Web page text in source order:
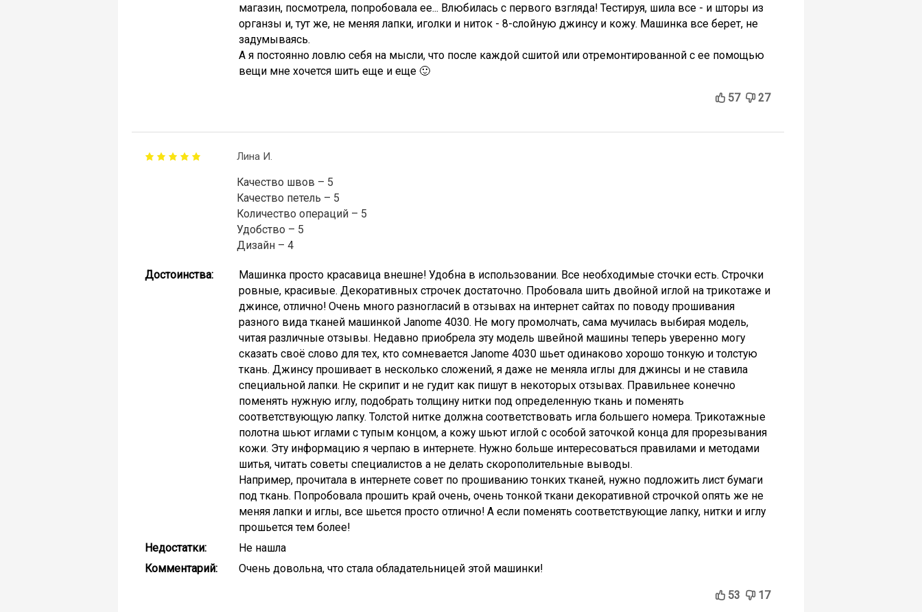
магазин, посмотрела, попробовала ее... Влюбилась с первого взгляда! Тестируя, шила все - и шторы из
органзы и, тут же, не меняя лапки, иголки и ниток - 8-слойную джинсу и кожу. Машинка все берет, не
задумываясь.
А я постоянно ловлю себя на мысли, что после каждой сшитой или отремонтированной с ее помощью
вещи мне хочется шить еще и еще 🙂
57 27
Лина И.
Качество швов – 5
Качество петель – 5
Количество операций – 5
Удобство – 5
Дизайн – 4
Достоинства:
Машинка просто красавица внешне! Удобна в использовании. Все необходимые сточки есть. Строчки
ровные, красивые. Декоративных строчек достаточно. Пробовала шить двойной иглой на трикотаже и
джинсе, отлично! Очень много разногласий в отзывах на интернет сайтах по поводу прошивания
разного вида тканей машинкой Janome 4030. Не могу промолчать, сама мучилась выбирая модель,
читая различные отзывы. Недавно приобрела эту модель швейной машины теперь уверенно могу
сказать своё слово для тех, кто сомневается Janome 4030 шьет одинаково хорошо тонкую и толстую
ткань. Джинсу прошивает в несколько сложений, я даже не меняла иглы для джинсы и не ставила
специальной лапки. Не скрипит и не гудит как пишут в некоторых отзывах. Правильнее конечно
поменять нужную иглу, подобрать толщину нитки под определенную ткань и поменять
соответствующую лапку. Толстой нитке должна соответствовать игла большего номера. Трикотажные
полотна шьют иглами с тупым концом, а кожу шьют иглой с особой заточкой конца для прорезывания
кожи. Эту информацию я черпаю в интернете. Нужно больше интересоваться правилами и методами
шитья, читать советы специалистов а не делать скорополительные выводы.
Например, прочитала в интернете совет по прошиванию тонких тканей, нужно подложить лист бумаги
под ткань. Попробовала прошить край очень, очень тонкой ткани декоративной строчкой опять же не
меняя лапки и иглы, все шьется просто отлично! А если поменять соответствующие лапку, нитки и иглу
прошьется тем более!
Недостатки:
Не нашла
Комментарий:
Очень довольна, что стала обладательницей этой машинки!
53 17